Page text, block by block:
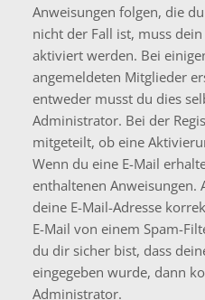
Anweisungen folgen, die
nicht der Fall ist, muss
aktiviert werden. Bei
angemeldeten Mitglieder
entweder musst du dies
Administrator. Bei der
mitgeteilt, ob eine
Wenn du eine E-Mail
enthaltenen Anweisungen.
deine E-Mail-Adresse
E-Mail von einem Spam-
du dir sicher bist, dass
eingegeben wurde, dann
Administrator.